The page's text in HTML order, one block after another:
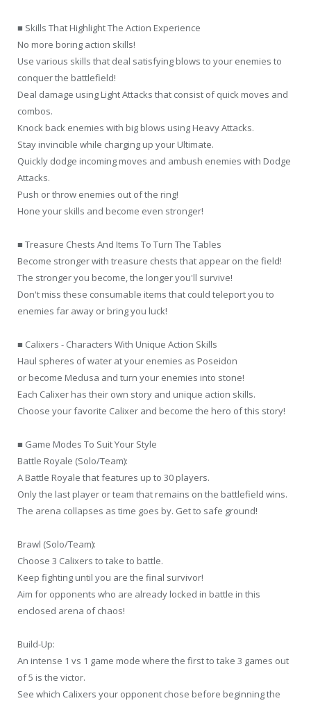
■ Skills That Highlight The Action Experience
No more boring action skills!
Use various skills that deal satisfying blows to your enemies to
conquer the battlefield!
Deal damage using Light Attacks that consist of quick moves and
combos.
Knock back enemies with big blows using Heavy Attacks.
Stay invincible while charging up your Ultimate.
Quickly dodge incoming moves and ambush enemies with Dodge
Attacks.
Push or throw enemies out of the ring!
Hone your skills and become even stronger!
■ Treasure Chests And Items To Turn The Tables
Become stronger with treasure chests that appear on the field!
The stronger you become, the longer you'll survive!
Don't miss these consumable items that could teleport you to
enemies far away or bring you luck!
■ Calixers - Characters With Unique Action Skills
Haul spheres of water at your enemies as Poseidon
or become Medusa and turn your enemies into stone!
Each Calixer has their own story and unique action skills.
Choose your favorite Calixer and become the hero of this story!
■ Game Modes To Suit Your Style
Battle Royale (Solo/Team):
A Battle Royale that features up to 30 players.
Only the last player or team that remains on the battlefield wins.
The arena collapses as time goes by. Get to safe ground!
Brawl (Solo/Team):
Choose 3 Calixers to take to battle.
Keep fighting until you are the final survivor!
Aim for opponents who are already locked in battle in this
enclosed arena of chaos!
Build-Up:
An intense 1 vs 1 game mode where the first to take 3 games out
of 5 is the victor.
See which Calixers your opponent chose before beginning the